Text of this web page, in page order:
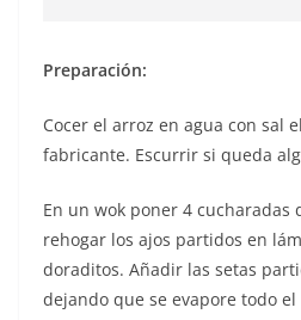
Preparación:
Cocer el arroz en agua con sal
fabricante. Escurrir si queda
En un wok poner 4 cucharadas
rehogar los ajos partidos en
doraditos. Añadir las setas
dejando que se evapore todo